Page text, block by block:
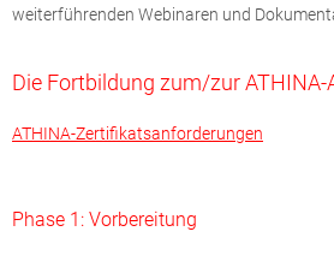
weiterführenden Webinaren und
Die Fortbildung zum/zur ATHINA-
ATHINA-Zertifikatsanforderungen
Phase 1: Vorbereitung